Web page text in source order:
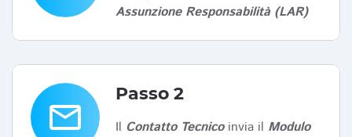
Assunzione Responsabilità (LAR)
email
Passo 2
Il Contatto Tecnicoinvia il Modulo